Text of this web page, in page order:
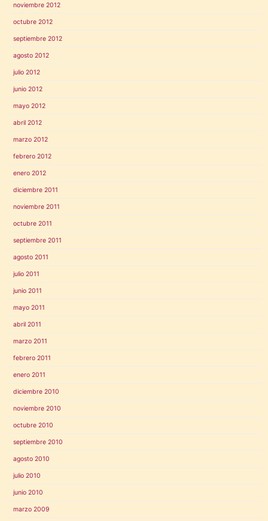
noviembre 2012
octubre 2012
septiembre 2012
agosto 2012
julio 2012
junio 2012
mayo 2012
abril 2012
marzo 2012
febrero 2012
enero 2012
diciembre 2011
noviembre 2011
octubre 2011
septiembre 2011
agosto 2011
julio 2011
junio 2011
mayo 2011
abril 2011
marzo 2011
febrero 2011
enero 2011
diciembre 2010
noviembre 2010
octubre 2010
septiembre 2010
agosto 2010
julio 2010
junio 2010
marzo 2009